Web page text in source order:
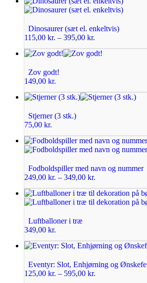
Dinosaurer (sæt el. enkeltvis)
115,00 kr. – 395,00 kr.
Zov godt!
149,00 kr.
Stjerner (3 stk.)
75,00 kr.
Fodboldspiller med navn og nummer
249,00 kr. – 349,00 kr.
Luftballoner i træ
349,00 kr.
Eventyr: Slot, Enhjørning og Ønskefe
125,00 kr. – 595,00 kr.